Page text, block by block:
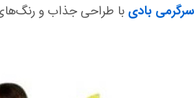
بادی با طراحی جذاب و رنگ‌های